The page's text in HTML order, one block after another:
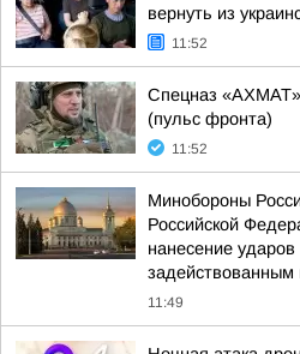
вернуть из
11:52
Спецназ
(пульс фронта)
11:52
Минобороны
Российской
нанесение
11:49